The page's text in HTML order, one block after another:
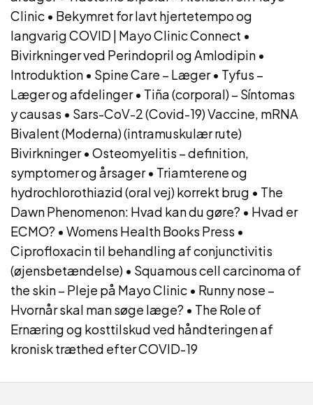
Clinic • Bekymret for lavt hjertetempo og
langvarig COVID | Mayo Clinic Connect •
Bivirkninger ved Perindopril og Amlodipin •
Introduktion • Spine Care – Læger• Tyfus –
Læger og afdelinger• Tiña (corporal) – Síntomas
y causas • Sars-CoV-2 (Covid-19) Vaccine, mRNA
Bivalent (Moderna) (intramuskulær rute)
Bivirkninger• Osteomyelitis – definition,
symptomer og årsager• Triamterene og
hydrochlorothiazid (oral vej) korrekt brug • The
Dawn Phenomenon: Hvad kan du gøre? • Hvad er
ECMO? • Womens Health Books Press •
Ciprofloxacin til behandling af conjunctivitis
(øjensbetændelse) • Squamous cell carcinoma of
the skin – Pleje på Mayo Clinic • Runny nose –
Hvornår skal man søge læge? • The Role of
Ernæring og kosttilskud ved håndteringen af
kronisk træthed efter COVID-19